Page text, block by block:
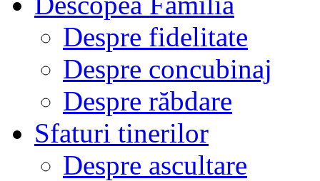
Despre fidelitate
Despre concubinaj
Despre răbdare
Sfaturi tinerilor
Despre ascultare